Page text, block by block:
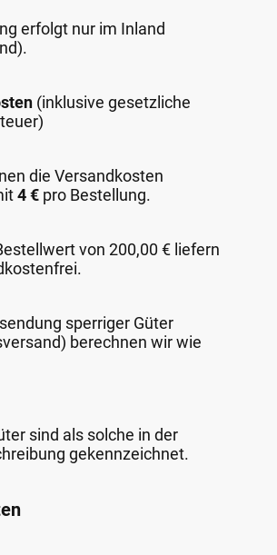
erfolgt nur im Inland
(inklusive gesetzliche
die Versandkosten
4 € pro Bestellung.
von 200,00 € liefern
sperriger Güter
berechnen wir wie
sind als solche in der
gekennzeichnet.